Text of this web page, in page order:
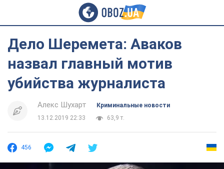
Дело Шеремета: Аваков
назвал главный мотив
убийства журналиста
Алекс Шухарт
Криминальные новости
13.12.2019 22:33
63,9 т.
456